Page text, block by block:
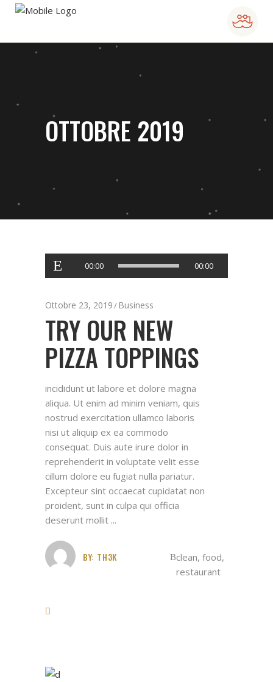
OTTOBRE 2019
Audio
Player
00:00 00:00
Ottobre 23, 2019 Business
TRY OUR NEW
PIZZA TOPPINGS
incididunt ut labore et dolore magna
aliqua. Ut enim ad minim veniam, quis
nostrud exercitation ullamco laboris
nisi ut aliquip ex ea commodo
consequat. Duis aute irure dolor in
reprehenderit in voluptate velit esse
cillum dolore eu fugiat nulla pariatur.
Excepteur sint occaecat cupidatat non
proident, sunt in culpa qui officia
deserunt mollit
BY: TH3K clean, food,
restaurant